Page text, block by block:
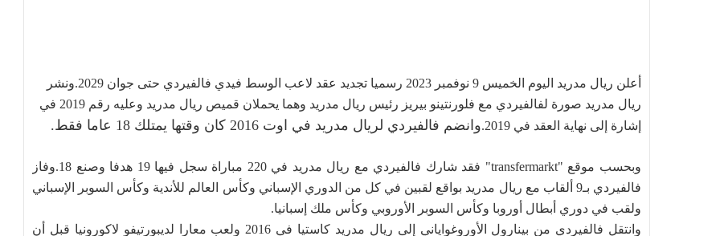
أعلن ريال مدريد اليوم الخميس 9 نوفمبر 2023 رسميا تجديد عقد لاعب الوسط فيدي فالفيردي حتى جوان 2029.
ونشر
ريال مدريد صورة لفالفيردي مع فلورنتينو بيريز رئيس ريال مدريد وهما يحملان قميص ريال مدريد وعليه رقم 2019 في
إشارة إلى نهاية العقد في 2019.
وانضم فالفيردي لريال مدريد في اوت 2016 كان وقتها يمتلك 18 عاما فقط.
وبحسب موقع "transfermarkt" فقد شارك فالفيردي مع ريال مدريد في 220 مباراة سجل فيها 19 هدفا وصنع 18.وفاز
فالفيردي بـ9 ألقاب مع ريال مدريد بواقع لقبين في كل من الدوري الإسباني وكأس العالم للأندية وكأس السوبر الإسباني
ولقب في دوري أبطال أوروبا وكأس السوبر الأوروبي وكأس ملك إسبانيا.
وانتقل فالفيردي من بينارول الأوروغواياني إلى ريال مدريد كاستيا في 2016 ولعب معارا لديبورتيفو لاكورونيا قبل أن